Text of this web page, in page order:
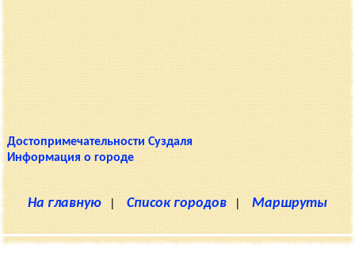
Достопримечательности Суздаля
Информация о городе
На главную | Список городов | Маршруты